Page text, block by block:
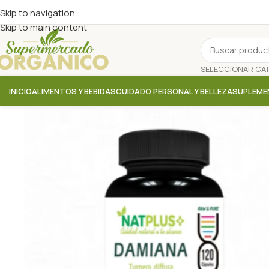
Skip to navigation
Skip to main content
INICIOALIMENTOS Y BEBIDASCUIDADO PERSONAL Y BELLEZA